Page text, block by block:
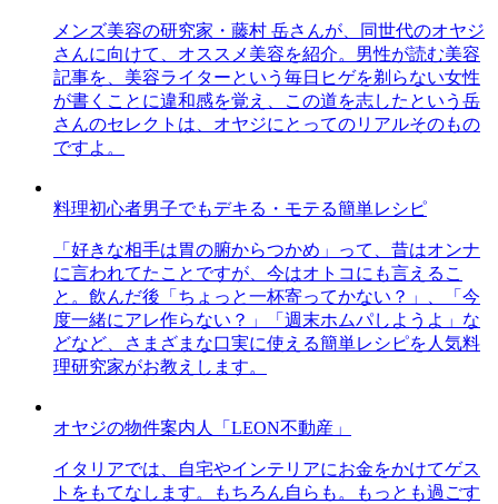
メンズ美容の研究家・藤村 岳さんが、同世代のオヤジ
さんに向けて、オススメ美容を紹介。男性が読む美容
記事を、美容ライターという毎日ヒゲを剃らない女性
が書くことに違和感を覚え、この道を志したという岳
さんのセレクトは、オヤジにとってのリアルそのもの
ですよ。
料理初心者男子でもデキる・モテる簡単レシピ
「好きな相手は胃の腑からつかめ」って、昔はオンナ
に言われてたことですが、今はオトコにも言えるこ
と。飲んだ後「ちょっと一杯寄ってかない？」、「今
度一緒にアレ作らない？」「週末ホムパしようよ」な
どなど、さまざまな口実に使える簡単レシピを人気料
理研究家がお教えします。
オヤジの物件案内人「LEON不動産」
イタリアでは、自宅やインテリアにお金をかけてゲス
トをもてなします。もちろん自らも。もっとも過ごす